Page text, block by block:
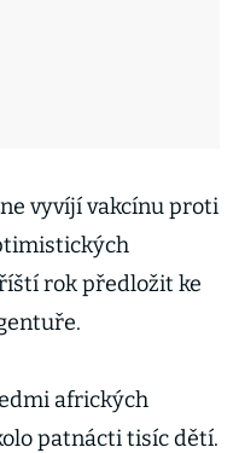
vyvíjí vakcínu proti
rok předložit ke
afrických
patnácti tisíc dětí.